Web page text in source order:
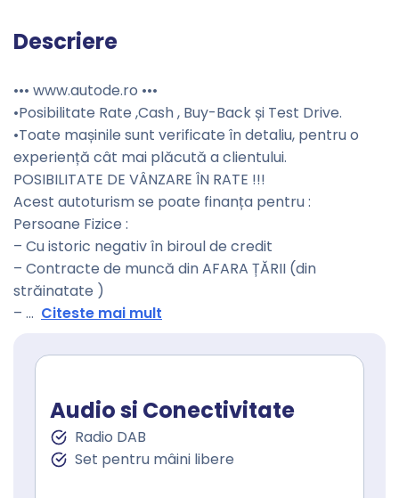
Descriere
••• www.autode.ro •••
•Posibilitate Rate ,Cash , Buy-Back și Test Drive.
•Toate mașinile sunt verificate în detaliu, pentru o
experiență cât mai plăcută a clientului.
POSIBILITATE DE VÂNZARE ÎN RATE !!!
Acest autoturism se poate finanța pentru :
Persoane Fizice :
– Cu istoric negativ în biroul de credit
– Contracte de muncă din AFARA ȚĂRII (din
străinatate )
– ... Citeste mai mult
Audio si Conectivitate
Radio DAB
Set pentru mâini libere